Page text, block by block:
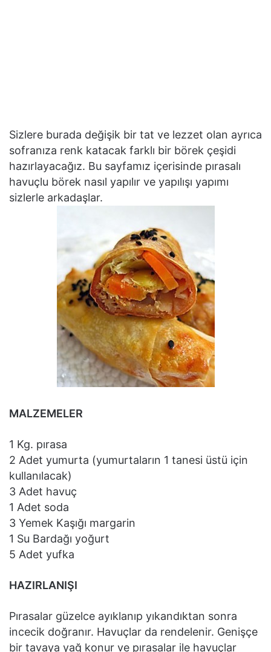
Sizlere burada değişik bir tat ve lezzet olan ayrıca
sofranıza renk katacak farklı bir börek çeşidi
hazırlayacağız. Bu sayfamız içerisinde pırasalı
havuçlu börek nasıl yapılır ve yapılışı yapımı
sizlerle arkadaşlar.
MALZEMELER
1 Kg. pırasa
2 Adet yumurta (yumurtaların 1 tanesi üstü için
kullanılacak)
3 Adet havuç
1 Adet soda
3 Yemek Kaşığı margarin
1 Su Bardağı yoğurt
5 Adet yufka
HAZIRLANIŞI
Pırasalar güzelce ayıklanıp yıkandıktan sonra
incecik doğranır. Havuçlar da rendelenir. Genişçe
bir tavaya yağ konur ve pırasalar ile havuçlar